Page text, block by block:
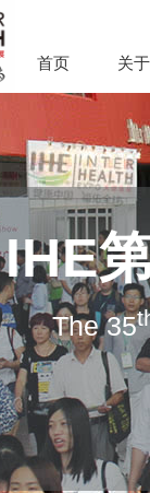
首页 关
IHE
The 35